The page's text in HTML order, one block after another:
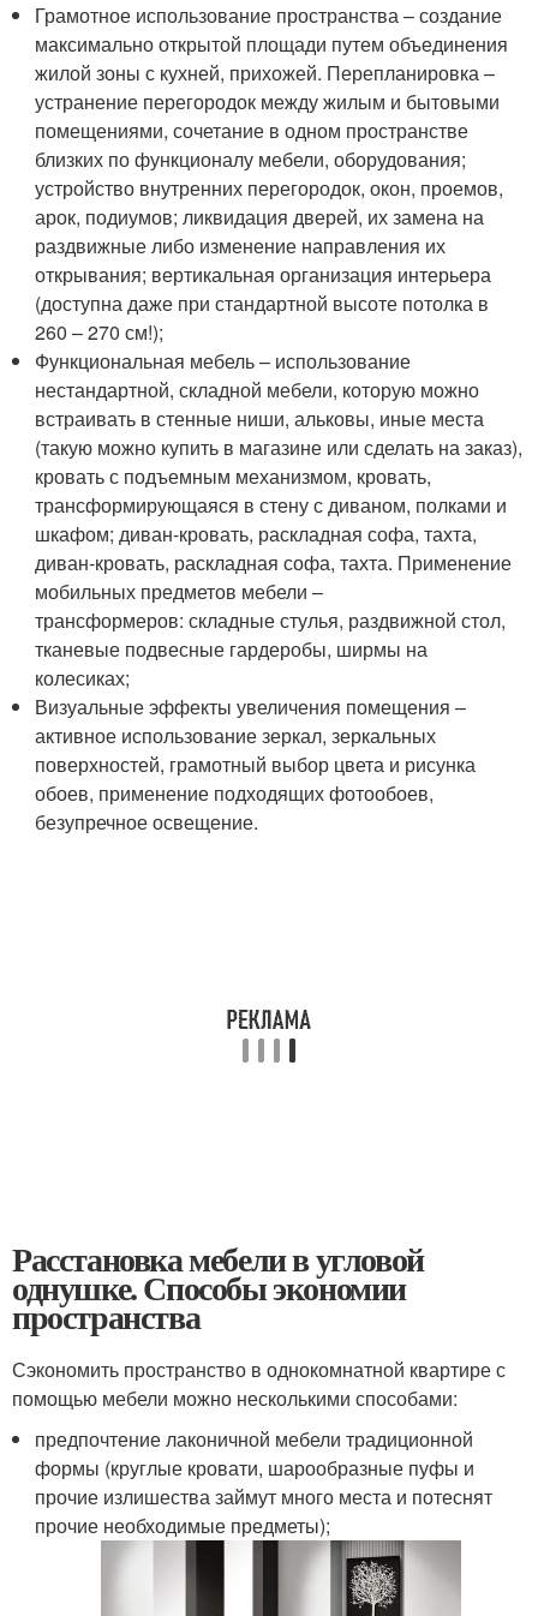
Грамотное использование пространства – создание
максимально открытой площади путем объединения
жилой зоны с кухней, прихожей. Перепланировка –
устранение перегородок между жилым и бытовыми
помещениями, сочетание в одном пространстве
близких по функционалу мебели, оборудования;
устройство внутренних перегородок, окон, проемов,
арок, подиумов; ликвидация дверей, их замена на
раздвижные либо изменение направления их
открывания; вертикальная организация интерьера
(доступна даже при стандартной высоте потолка в
260 – 270 см!);
Функциональная мебель – использование
нестандартной, складной мебели, которую можно
встраивать в стенные ниши, альковы, иные места
(такую можно купить в магазине или сделать на заказ),
кровать с подъемным механизмом, кровать,
трансформирующаяся в стену с диваном, полками и
шкафом; диван-кровать, раскладная софа, тахта,
диван-кровать, раскладная софа, тахта. Применение
мобильных предметов мебели –
трансформеров: складные стулья, раздвижной стол,
тканевые подвесные гардеробы, ширмы на
колесиках;
Визуальные эффекты увеличения помещения –
активное использование зеркал, зеркальных
поверхностей, грамотный выбор цвета и рисунка
обоев, применение подходящих фотообоев,
безупречное освещение.
Расстановка мебели в угловой
однушке. Способы экономии
пространства
Сэкономить пространство в однокомнатной квартире с
помощью мебели можно несколькими способами:
предпочтение лаконичной мебели традиционной
формы (круглые кровати, шарообразные пуфы и
прочие излишества займут много места и потеснят
прочие необходимые предметы);